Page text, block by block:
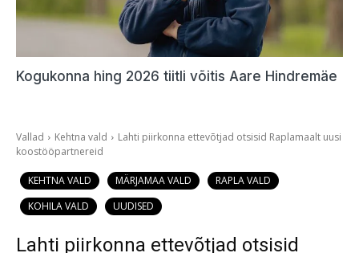
Kogukonna hing 2026 tiitli võitis Aare Hindremäe